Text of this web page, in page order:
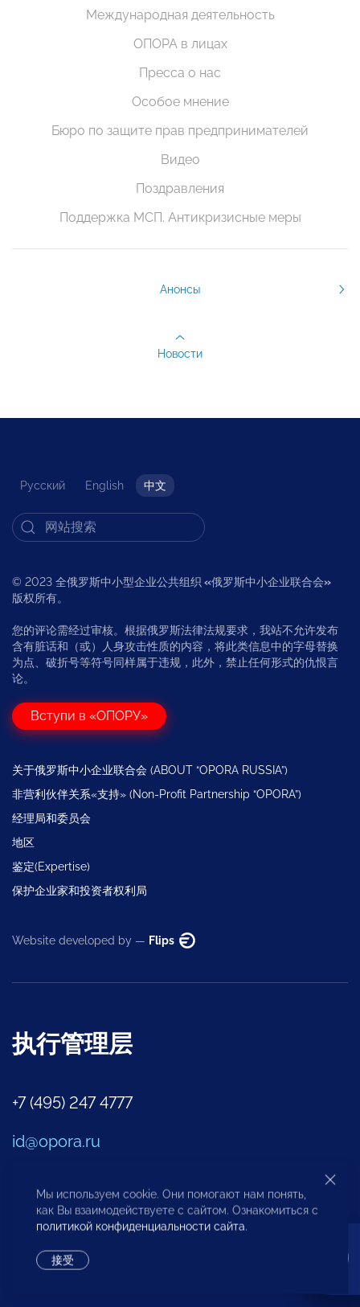
Международная деятельность
ОПОРА в лицах
Пресса о нас
Особое мнение
Бюро по защите прав предпринимателей
Видео
Поздравления
Поддержка МСП. Антикризисные меры
Анонсы
Новости
Русский English 中文
© 2023 全俄罗斯中小型企业公共组织 «俄罗斯中小企业联合会»
版权所有。
您的评论需经过审核。根据俄罗斯法律法规要求，我站不允许发布
含有脏话和（或）人身攻击性质的内容，将此类信息中的字母替换
为点、破折号等符号同样属于违规，此外，禁止任何形式的仇恨言
论。
Вступи в «ОПОРУ»
关于俄罗斯中小企业联合会 (ABOUT “OPORA RUSSIA”)
非营利伙伴关系«支持» (Non-Profit Partnership “OPORA”)
经理局和委员会
地区
鉴定(Expertise)
保护企业家和投资者权利局
Website developed by — Flips
执行管理层
+7 (495) 247 4777
id@opora.ru
2-y Samotechnyy pereulok № 7, Moscow,
127473
区域办事处
Мы используем cookie. Они помогают нам понять,
как Вы взаимодействуете с сайтом. Ознакомиться с
политикой конфиденциальности сайта.
接受